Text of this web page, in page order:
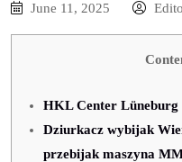
June 11, 2025
HKL Center Lüneburg
Dziurkacz wybijak
przebijak maszyna